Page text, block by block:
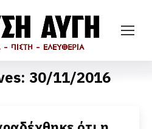
30/11/2016